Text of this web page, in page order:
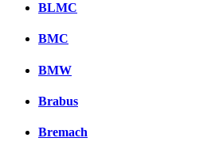
BLMC
BMC
BMW
Brabus
Bremach